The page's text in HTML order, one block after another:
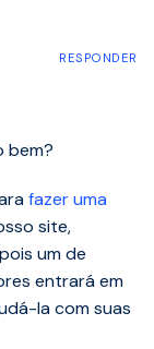
RESPONDER
bem?
fazer uma
site,
um de
entrará em
la com suas